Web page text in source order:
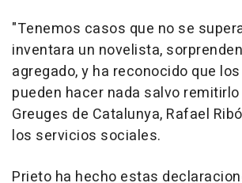
"Tenemos casos que no se
inventara un novelista,
agregado, y ha reconocido que
pueden hacer nada salvo
Greuges de Catalunya, Rafael
los servicios sociales.
Prieto ha hecho estas